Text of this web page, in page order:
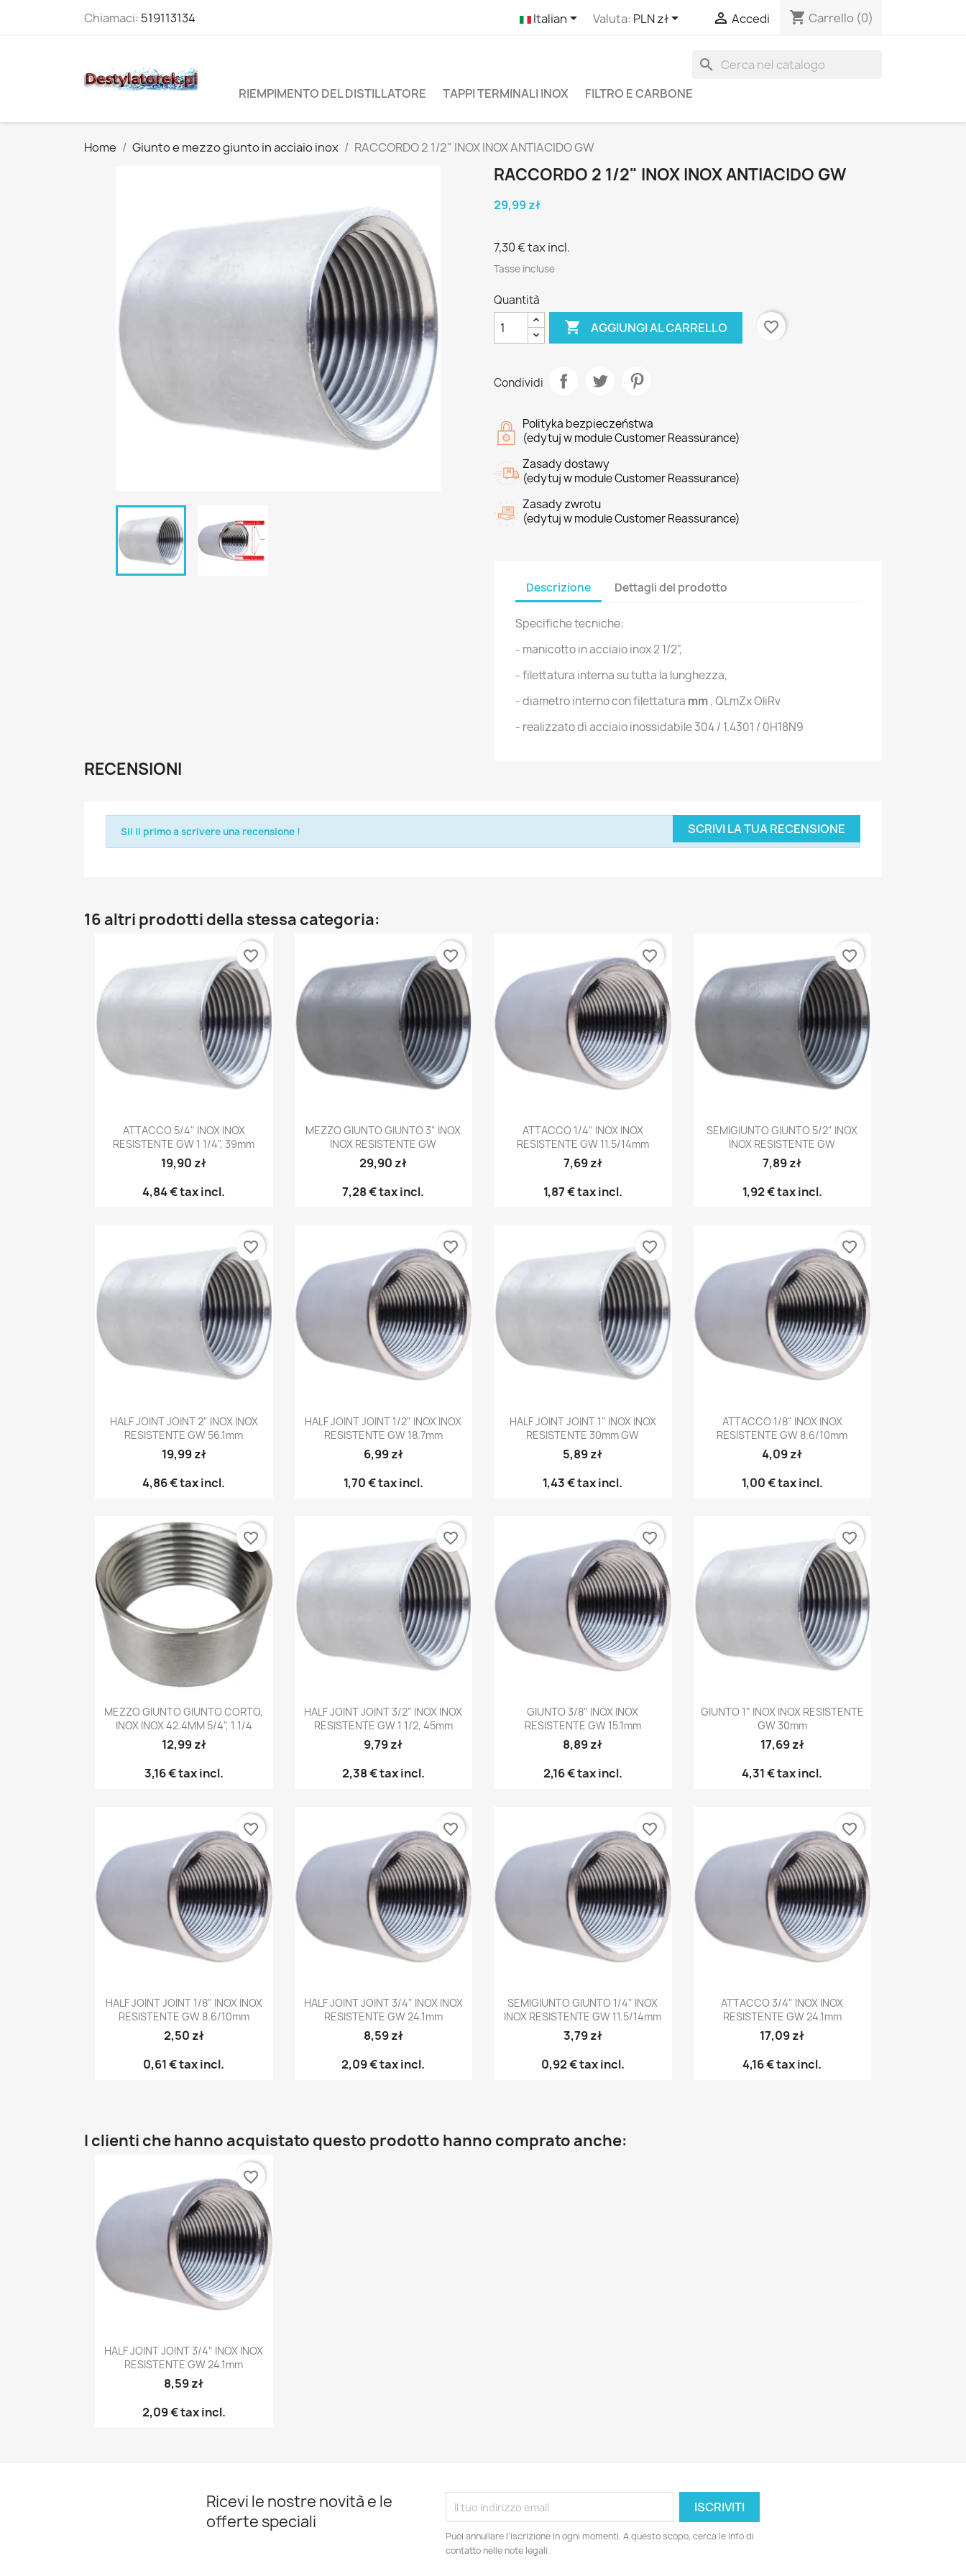
Chiamaci: 519113134 Italian Valuta: PLN zł  Accedi shopping_cart Carrello (0)
search
RIEMPIMENTO DEL DISTILLATORE TAPPI TERMINALI INOX FILTRO E CARBONE
Home Giunto e mezzo giunto in acciaio inox RACCORDO 2 1/2" INOX INOX ANTIACIDO GW
RACCORDO 2 1/2" INOX INOX ANTIACIDO GW
29,99 zł
7,30 €tax incl.
Tasse incluse
Quantità
 AGGIUNGI AL CARRELLO favorite_border
Condividi
Polityka bezpieczeństwa
(edytuj w module Customer Reassurance)
Zasady dostawy
(edytuj w module Customer Reassurance)
Zasady zwrotu
(edytuj w module Customer Reassurance)
Descrizione Dettagli del prodotto
Specifiche tecniche:
- manicotto in acciaio inox 2 1/2",
- filettatura interna su tutta la lunghezza,
- diametro interno con filettatura mm , QLmZx OliRv
- realizzato di acciaio inossidabile 304 / 1.4301 / 0H18N9
RECENSIONI
SCRIVI LA TUA RECENSIONE
Sii il primo a scrivere una recensione !
16 altri prodotti della stessa categoria:
Anteprima
ATTACCO 5/4" INOX INOX
RESISTENTE GW 1 1/4", 39mm
19,90 zł
4,84 €tax incl.
favorite_border
Anteprima
MEZZO GIUNTO GIUNTO 3" INOX
INOX RESISTENTE GW
29,90 zł
7,28 €tax incl.
favorite_border
Anteprima
ATTACCO 1/4" INOX INOX
RESISTENTE GW 11.5/14mm
7,69 zł
1,87 €tax incl.
favorite_border
Anteprima
SEMIGIUNTO GIUNTO 5/2" INOX
INOX RESISTENTE GW
7,89 zł
1,92 €tax incl.
favorite_border
Anteprima
HALF JOINT JOINT 2" INOX INOX
RESISTENTE GW 56.1mm
19,99 zł
4,86 €tax incl.
favorite_border
 Anteprima
HALF JOINT JOINT 1/2" INOX INOX
RESISTENTE GW 18.7mm
6,99 zł
1,70 €tax incl.
favorite_border
Anteprima
HALF JOINT JOINT 1" INOX INOX
RESISTENTE 30mm GW
5,89 zł
1,43 €tax incl.
favorite_border
Anteprima
ATTACCO 1/8" INOX INOX
RESISTENTE GW 8.6/10mm
4,09 zł
1,00 €tax incl.
favorite_border
Anteprima
MEZZO GIUNTO GIUNTO CORTO,
INOX INOX 42.4MM 5/4", 1 1/4
12,99 zł
3,16 €tax incl.
favorite_border
Anteprima
HALF JOINT JOINT 3/2" INOX INOX
RESISTENTE GW 1 1/2, 45mm
9,79 zł
2,38 €tax incl.
favorite_border
Anteprima
GIUNTO 3/8" INOX INOX
RESISTENTE GW 15.1mm
8,89 zł
2,16 €tax incl.
favorite_border
Anteprima
GIUNTO 1" INOX INOX RESISTENTE
GW 30mm
17,69 zł
4,31 €tax incl.
favorite_border
 Anteprima
HALF JOINT JOINT 1/8" INOX INOX
RESISTENTE GW 8.6/10mm
2,50 zł
0,61 €tax incl.
favorite_border
Anteprima
HALF JOINT JOINT 3/4" INOX INOX
RESISTENTE GW 24.1mm
8,59 zł
2,09 €tax incl.
favorite_border
Anteprima
SEMIGIUNTO GIUNTO 1/4" INOX
INOX RESISTENTE GW 11.5/14mm
3,79 zł
0,92 €tax incl.
favorite_border
Anteprima
ATTACCO 3/4" INOX INOX
RESISTENTE GW 24.1mm
17,09 zł
4,16 €tax incl.
favorite_border
I clienti che hanno acquistato questo prodotto hanno comprato anche:
Anteprima
HALF JOINT JOINT 3/4" INOX INOX
RESISTENTE GW 24.1mm
8,59 zł
2,09 €tax incl.
favorite_border
Ricevi le nostre novità e le
offerte speciali
Puoi annullare l'iscrizione in ogni momenti. A questo scopo, cerca le info di
contatto nelle note legali.